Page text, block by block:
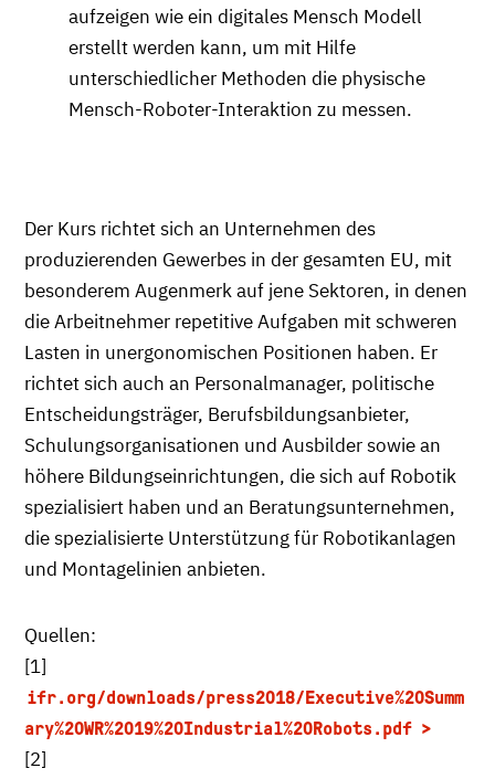
aufzeigen wie ein digitales Mensch Modell
erstellt werden kann, um mit Hilfe
unterschiedlicher Methoden die physische
Mensch-Roboter-Interaktion zu messen.
Der Kurs richtet sich an Unternehmen des
produzierenden Gewerbes in der gesamten EU, mit
besonderem Augenmerk auf jene Sektoren, in denen
die Arbeitnehmer repetitive Aufgaben mit schweren
Lasten in unergonomischen Positionen haben. Er
richtet sich auch an Personalmanager, politische
Entscheidungsträger, Berufsbildungsanbieter,
Schulungsorganisationen und Ausbilder sowie an
höhere Bildungseinrichtungen, die sich auf Robotik
spezialisiert haben und an Beratungsunternehmen,
die spezialisierte Unterstützung für Robotikanlagen
und Montagelinien anbieten.
Quellen:
[1]
ifr.org/downloads/press2018/Executive%20Summ
ary%20WR%2019%20Industrial%20Robots.pdf
[2]